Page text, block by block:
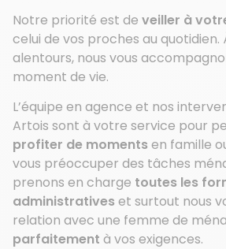
Notre priorité est de veiller à
celui de vos proches au quotidien.
alentours, nous vous
moment de vie.
L’équipe en agence et nos
Artois sont à votre service pour
profiter de moments en famille
vous préoccuper des tâches
prenons en charge toutes les
administratives et surtout nous
relation avec une femme de
parfaitement à vos exigences.